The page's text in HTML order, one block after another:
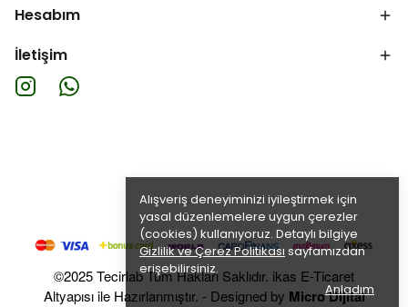
Alışveriş deneyiminizi iyileştirmek için
yasal düzenlemelere uygun çerezler
(cookies) kullanıyoruz. Detaylı bilgiye
Gizlilik ve Çerez Politikası sayfamızdan
erişebilirsiniz.
Anladım
Hesabım
İletişim
©2025 Tecirlab Tüm Hakları Saklıdır. ikas E-Ticaret
Altyapısı ile Hazırlanmıştır. - Designed by Micro Dijital